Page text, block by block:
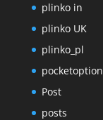
plinko in
plinko UK
plinko_pl
pocketoption
Post
posts